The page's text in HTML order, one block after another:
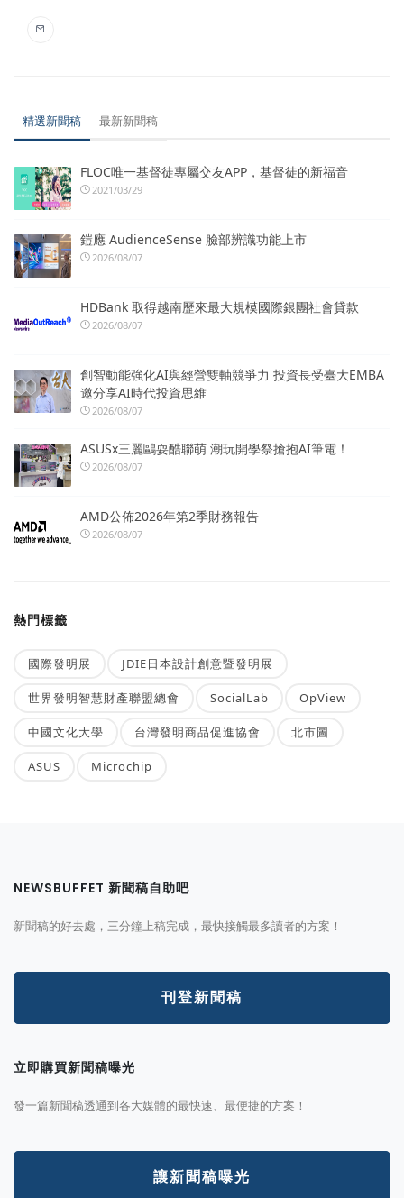
精選新聞稿 最新新聞稿
FLOC唯一基督徒專屬交友APP，基督徒的新福音
2021/03/29
鎧應 AudienceSense 臉部辨識功能上市
2026/08/07
HDBank 取得越南歷來最大規模國際銀團社會貸款
2026/08/07
創智動能強化AI與經營雙軸競爭力 投資長受臺大EMBA
邀分享AI時代投資思維
2026/08/07
ASUSx三麗鷗耍酷聯萌 潮玩開學祭搶抱AI筆電！
2026/08/07
AMD公佈2026年第2季財務報告
2026/08/07
熱門標籤
國際發明展 JDIE日本設計創意暨發明展
世界發明智慧財產聯盟總會 SocialLab OpView
中國文化大學 台灣發明商品促進協會 北市圖
ASUS Microchip
NEWSBUFFET 新聞稿自助吧
新聞稿的好去處，三分鐘上稿完成，最快接觸最多讀者的方案！
刊登新聞稿
立即購買新聞稿曝光
發一篇新聞稿透通到各大媒體的最快速、最便捷的方案！
讓新聞稿曝光